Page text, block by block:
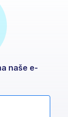
naše e-